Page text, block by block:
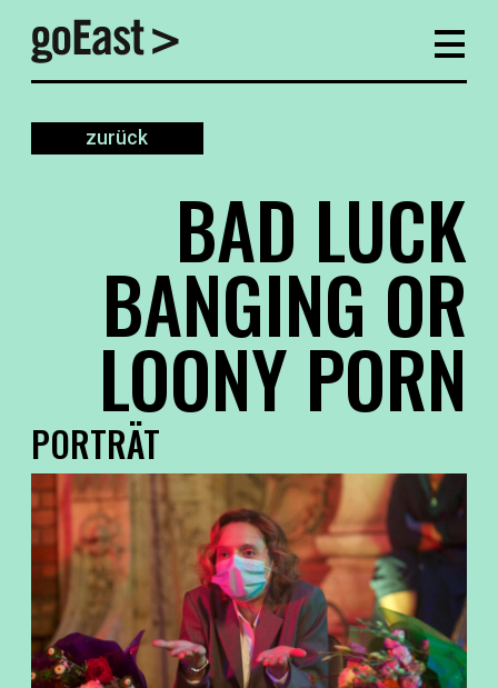
zurück
BAD LUCK
BANGING OR
LOONY PORN
PORTRÄT